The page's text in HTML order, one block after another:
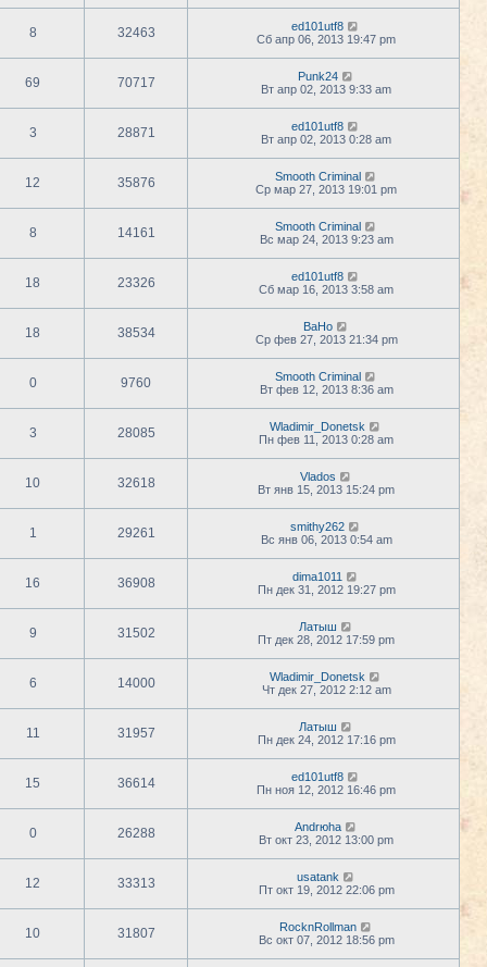
8 32463
ed101utf8
Сб апр 06, 2013 19:47 pm
69 70717
Punk24
Вт апр 02, 2013 9:33 am
3 28871
ed101utf8
Вт апр 02, 2013 0:28 am
12 35876
Smooth Criminal
Ср мар 27, 2013 19:01 pm
8 14161
Smooth Criminal
Вс мар 24, 2013 9:23 am
18 23326
ed101utf8
Сб мар 16, 2013 3:58 am
18 38534
BaHo
Ср фев 27, 2013 21:34 pm
0 9760
Smooth Criminal
Вт фев 12, 2013 8:36 am
3 28085
Wladimir_Donetsk
Пн фев 11, 2013 0:28 am
10 32618
Vlados
Вт янв 15, 2013 15:24 pm
1 29261
smithy262
Вс янв 06, 2013 0:54 am
16 36908
dima1011
Пн дек 31, 2012 19:27 pm
9 31502
Латыш
Пт дек 28, 2012 17:59 pm
6 14000
Wladimir_Donetsk
Чт дек 27, 2012 2:12 am
11 31957
Латыш
Пн дек 24, 2012 17:16 pm
15 36614
ed101utf8
Пн ноя 12, 2012 16:46 pm
0 26288
Andrюha
Вт окт 23, 2012 13:00 pm
12 33313
usatank
Пт окт 19, 2012 22:06 pm
10 31807
RocknRollman
Вс окт 07, 2012 18:56 pm